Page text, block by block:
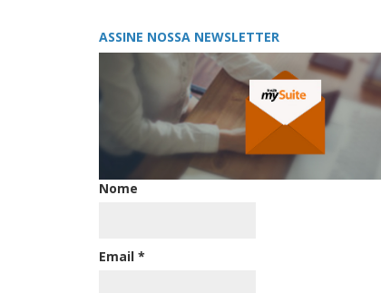
ASSINE NOSSA NEWSLETTER
Nome
Email*